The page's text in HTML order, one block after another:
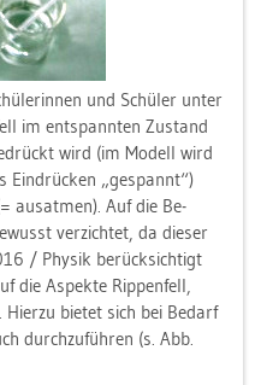
und Schü­ler unter
im ent­spann­ten Zu­stand
wird (im Mo­dell wird
„ge­spannt“)
aus­at­men). Auf die Be­
ver­zich­tet, da die­ser
/ Phy­sik be­rück­sich­tigt
die As­pek­te Rip­pen­fell,
bie­tet sich bei Be­darf
durch­zu­füh­ren (s. Abb.